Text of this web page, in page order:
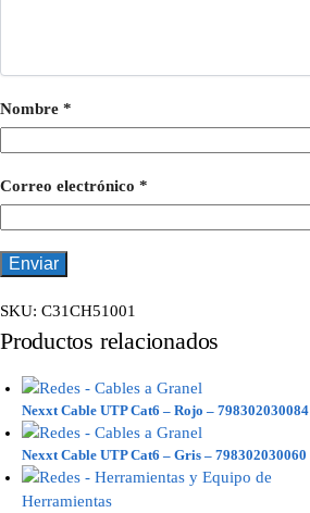
Nombre *
Correo electrónico *
SKU: C31CH51001
Productos relacionados
Nexxt Cable UTP Cat6 – Rojo – 798302030084
Nexxt Cable UTP Cat6 – Gris – 798302030060